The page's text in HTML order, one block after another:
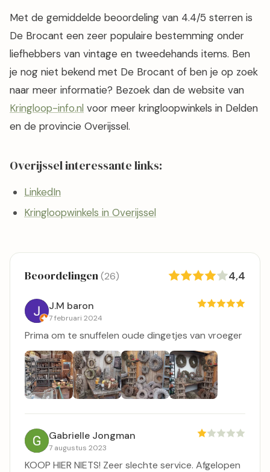
Met de gemiddelde beoordeling van 4.4/5 sterren is
De Brocant een zeer populaire bestemming onder
liefhebbers van vintage en tweedehands items. Ben
je nog niet bekend met De Brocant of ben je op zoek
naar meer informatie? Bezoek dan de website van
Kringloop-info.nl voor meer kringloopwinkels in Delden
en de provincie Overijssel.
Overijssel interessante links:
LinkedIn
Kringloopwinkels in Overijssel
Beoordelingen(26) 4,4
J.M baron
7 februari 2024
Prima om te snuffelen oude dingetjes van vroeger
Gabrielle Jongman
7 augustus 2023
KOOP HIER NIETS! Zeer slechte service. Afgelopen